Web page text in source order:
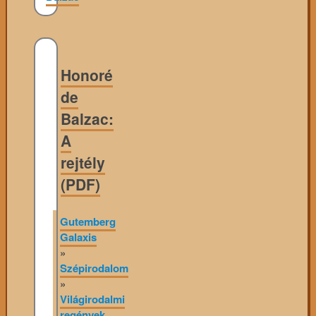
Honoré
de
Balzac:
A
rejtély
(PDF)
Gutemberg
Galaxis
»
Szépirodalom
»
Világirodalmi